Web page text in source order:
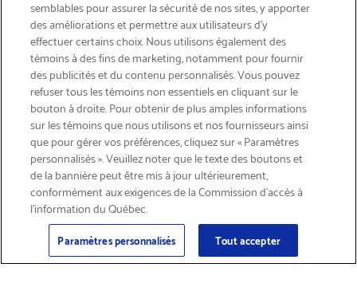
LIVRAISON GRATUITE
Courriel
S'abonner
semblables pour assurer la sécurité de nos sites, y apporter
des améliorations et permettre aux utilisateurs d’y
effectuer certains choix. Nous utilisons également des
témoins à des fins de marketing, notamment pour fournir
des publicités et du contenu personnalisés. Vous pouvez
refuser tous les témoins non essentiels en cliquant sur le
bouton à droite. Pour obtenir de plus amples informations
sur les témoins que nous utilisons et nos fournisseurs ainsi
que pour gérer vos préférences, cliquez sur « Paramètres
personnalisés ». Veuillez noter que le texte des boutons et
de la bannière peut être mis à jour ultérieurement,
conformément aux exigences de la Commission d’accès à
l’information du Québec.
Paramètres personnalisés Tout accepter